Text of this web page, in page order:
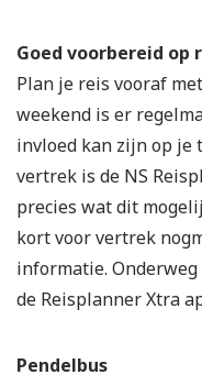
Goed voorbereid op
Plan je reis vooraf
weekend is er
invloed kan zijn op je
vertrek is de NS
precies wat dit
kort voor vertrek
informatie.
de Reisplanner Xtra
Pendelbus